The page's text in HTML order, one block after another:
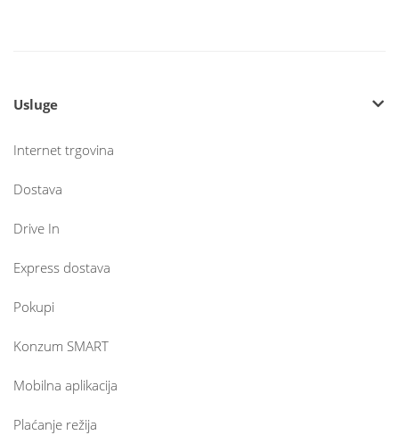
Usluge
Internet trgovina
Dostava
Drive In
Express dostava
Pokupi
Konzum SMART
Mobilna aplikacija
Plaćanje režija